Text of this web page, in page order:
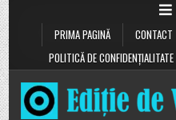
PRIMA PAGINĂ
CONTACT
POLITICĂ DE CONFIDENȚIALITATE